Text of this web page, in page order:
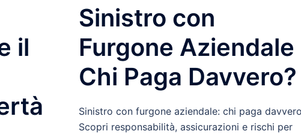
il
Sinistro con
Furgone Aziendale
Chi Paga Davvero?
Sinistro con furgone aziendale: chi paga
Scopri responsabilità, assicurazioni e rischi per